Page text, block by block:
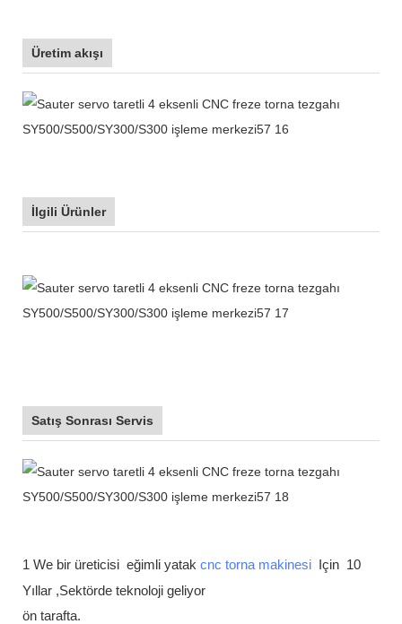
Üretim akışı
İlgili Ürünler
Satış Sonrası Servis
1 We bir üreticisi eğimli yatak cnc torna makinesi Için 10
Yıllar ,Sektörde teknoloji geliyor
ön tarafta.